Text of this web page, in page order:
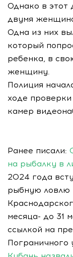
Однако в этот
двумя
Одна из них
который
ребенка, в
женщину.
Полиция
ходе
камер
Ранее писали:
на рыбалку в
2024 года
рыбную ловлю
месяца- до 31
ссылкой на
Пограничного